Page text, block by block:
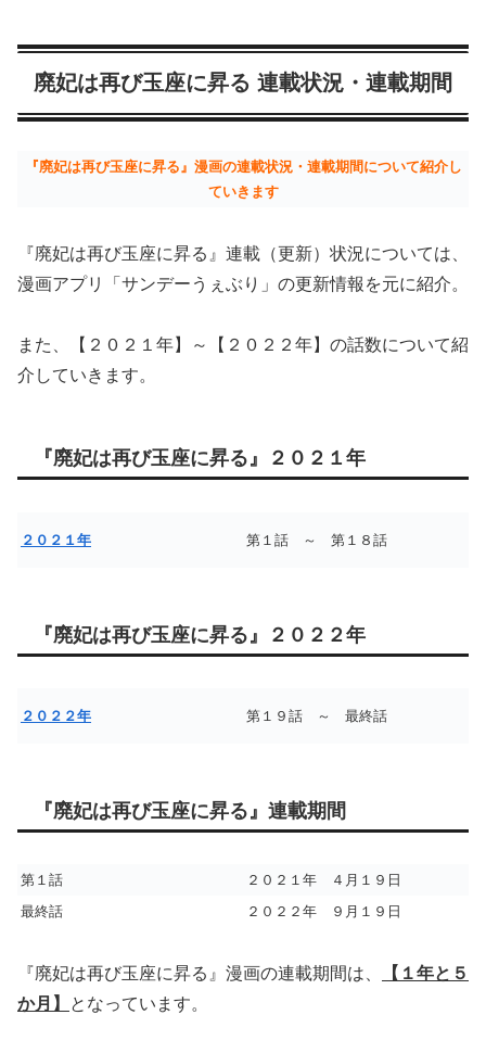
廃妃は再び玉座に昇る 連載状況・連載期間
『廃妃は再び玉座に昇る』漫画の連載状況・連載期間について紹介し
ていきます
『廃妃は再び玉座に昇る』連載（更新）状況については、
漫画アプリ「サンデーうぇぶり」の更新情報を元に紹介。
また、【２０２１年】～【２０２２年】の話数について紹
介していきます。
『廃妃は再び玉座に昇る』２０２１年
２０２１年 第１話 ～ 第１８話
『廃妃は再び玉座に昇る』２０２２年
２０２２年 第１９話 ～ 最終話
『廃妃は再び玉座に昇る』連載期間
第１話
２０２１年 ４月１９日
最終話
２０２２年 ９月１９日
『廃妃は再び玉座に昇る』漫画の連載期間は、
【１年と５
か月】
となっています。